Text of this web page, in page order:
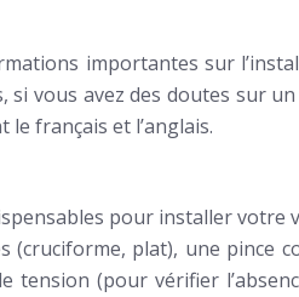
importantes sur
vous avez des doutes sur
français et l’anglais.
pour installer votre
plat), une pince
(pour vérifier